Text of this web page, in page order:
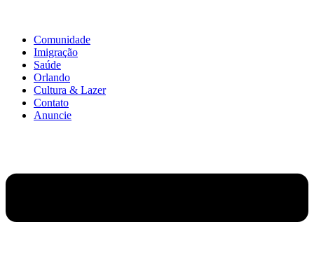
Comunidade
Imigração
Saúde
Orlando
Cultura & Lazer
Contato
Anuncie